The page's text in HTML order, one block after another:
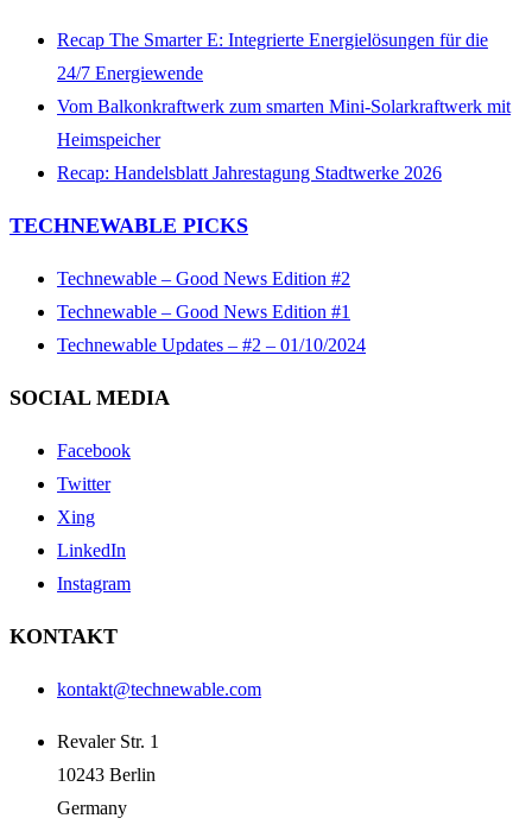
Recap The Smarter E: Integrierte Energielösungen für die
24/7 Energiewende
Vom Balkonkraftwerk zum smarten Mini-Solarkraftwerk mit
Heimspeicher
Recap: Handelsblatt Jahrestagung Stadtwerke 2026
TECHNEWABLE PICKS
Technewable – Good News Edition #2
Technewable – Good News Edition #1
Technewable Updates – #2 – 01/10/2024
SOCIAL MEDIA
Facebook
Twitter
Xing
LinkedIn
Instagram
KONTAKT
kontakt@technewable.com
Revaler Str. 1
10243 Berlin
Germany